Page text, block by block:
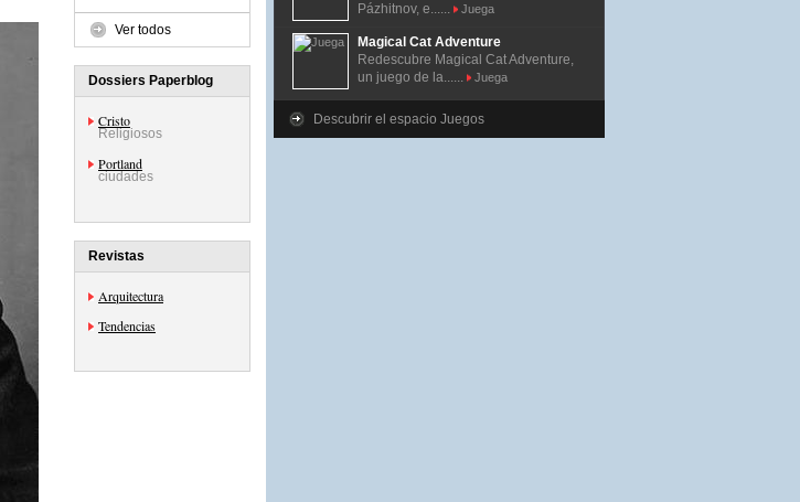
Ver todos
Dossiers Paperblog
Cristo
Religiosos
Portland
ciudades
Revistas
Arquitectura
Tendencias
Pázhitnov, e......
Juega
Magical Cat Adventure
Redescubre Magical Cat Adventure,
un juego de la......
Juega
Descubrir el espacio Juegos